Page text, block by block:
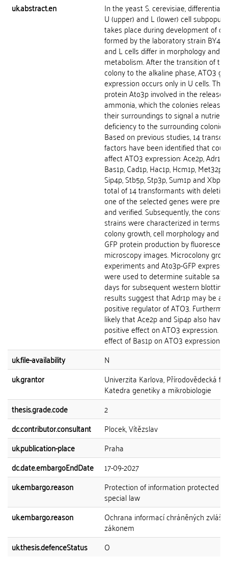
uk.abstract.en
In the yeast S. cerevisiae,
U (upper) and L (lower) cell
takes place during development of
formed by the laboratory strain
and L cells differ in morphology and
metabolism. After the transition of the
colony to the alkaline phase, ATO3
expression occurs only in U cells. The
protein Ato3p involved in the release
ammonia, which the colonies release
their surroundings to signal a nutrient
deficiency to the surrounding colonies.
Based on previous studies, 14
factors have been identified that
affect ATO3 expression: Ace2p, Adr1p,
Bas1p, Cad1p, Hac1p, Hcm1p, Met32p,
Sip4p, Stb5p, Stp3p, Sum1p and
total of 14 transformants with
one of the selected genes were
and verified. Subsequently, the
strains were characterized in terms
colony growth, cell morphology and
GFP protein production by
microscopy images. Microcolony
experiments and Ato3p-GFP
were used to determine suitable
days for subsequent western
results suggest that Adr1p may be a
positive regulator of ATO3.
likely that Ace2p and Sip4p also have
positive effect on ATO3 expression.
effect of Bas1p on ATO3 expression
uk.file-availability
N
uk.grantor
Univerzita Karlova, Přírodovědecká
Katedra genetiky a mikrobiologie
thesis.grade.code
2
dc.contributor.consultant
Plocek, Vítězslav
uk.publication-place
Praha
dc.date.embargoEndDate
17-09-2027
uk.embargo.reason
Protection of information protected
special law
uk.embargo.reason
Ochrana informací chráněných
zákonem
uk.thesis.defenceStatus
O